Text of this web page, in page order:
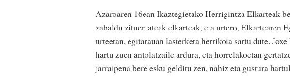
Azaroaren 16ean Ikaztegietako Herrigintza Elkarteak
zabaldu zituen ateak elkarteak, eta urtero, Elkartearen
urteetan, egitarauan lasterketa herrikoia sartu dute.
hartu zuen antolatzaile ardura, eta horrelakoetan
jarraipena bere esku gelditu zen, nahiz eta gustura